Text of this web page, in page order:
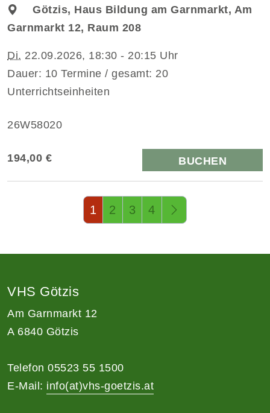
Götzis, Haus Bildung am Garnmarkt, Am
Garnmarkt 12, Raum 208
Di. 22.09.2026, 18:30 - 20:15 Uhr
Dauer: 10 Termine / gesamt: 20
Unterrichtseinheiten
26W58020
194,00 € BUCHEN
1 2 3 4
VHS Götzis
Am Garnmarkt 12
A 6840 Götzis
Telefon 05523 55 1500
E-Mail: info(at)vhs-goetzis.at